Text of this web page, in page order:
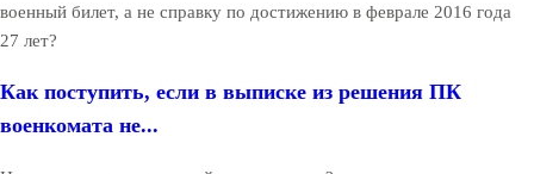
военный билет, а не справку по достижению в феврале 2016 года
27 лет?
Как поступить, если в выписке из решения ПК
военкомата не...